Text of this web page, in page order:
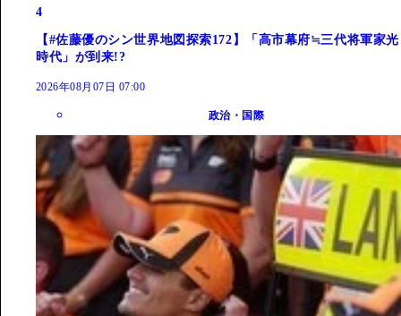
4
【#佐藤優のシン世界地図探索172】「高市幕府≒三代将軍家光
時代」が到来!?
2026年08月07日 07:00
政治・国際